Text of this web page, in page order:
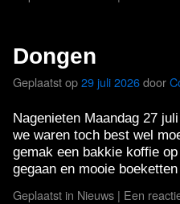
Dongen
Geplaatst op29 juli 2026door
Nagenieten Maandag 27
we waren toch best wel
gemak een bakkie koffie
gegaan en mooie
Geplaatst in Nieuws | Een